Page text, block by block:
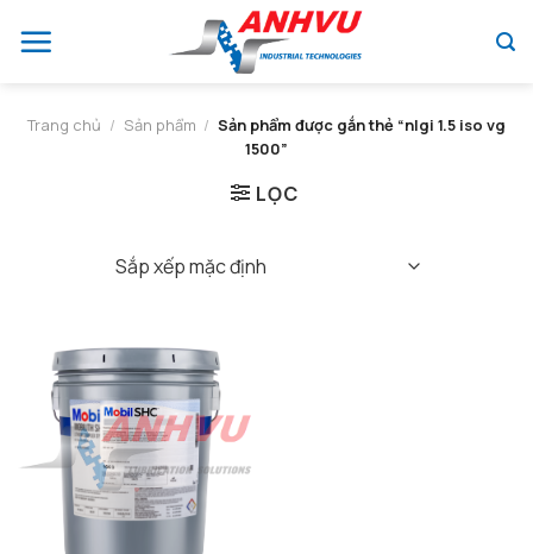
đến
Trang chủ / Sản phẩm / Sản phẩm được gắn thẻ “nlgi 1.5 iso vg
1500”
LỌC